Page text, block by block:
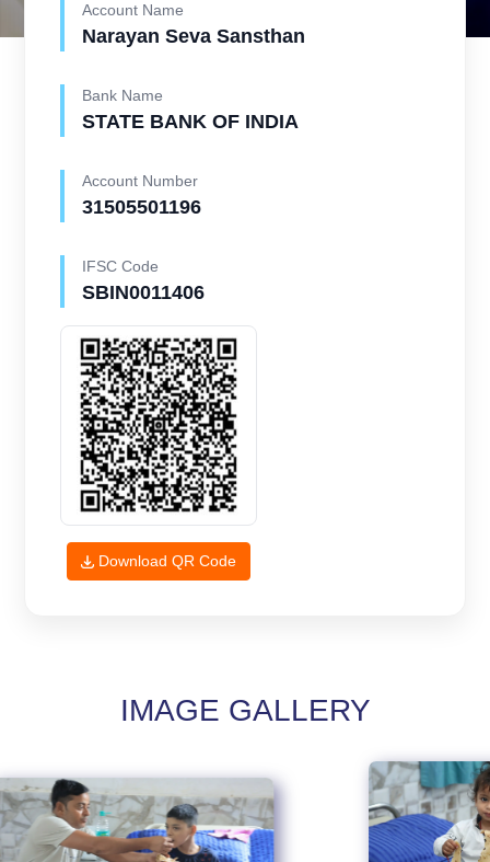
Account Name
Narayan Seva Sansthan
Bank Name
STATE BANK OF INDIA
Account Number
31505501196
IFSC Code
SBIN0011406
Download QR Code
IMAGE GALLERY